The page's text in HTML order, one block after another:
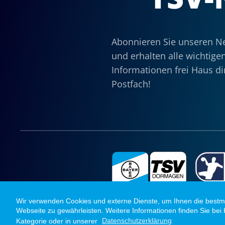
Wir verwenden Cookies und externe Dienste, um Ihnen die
Webseite zu gewährleisten. Weitere Informationen finden Sie bei
Kategorie oder in unserer
Datenschutzerklärung
Abonnieren Sie unseren
und erhalten alle
Informationen frei Haus
Postfach!